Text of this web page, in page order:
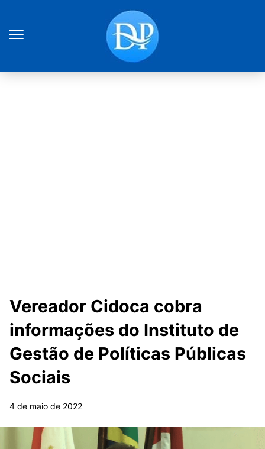
Vereador Cidoca cobra
informações do Instituto de
Gestão de Políticas Públicas
Sociais
4 de maio de 2022